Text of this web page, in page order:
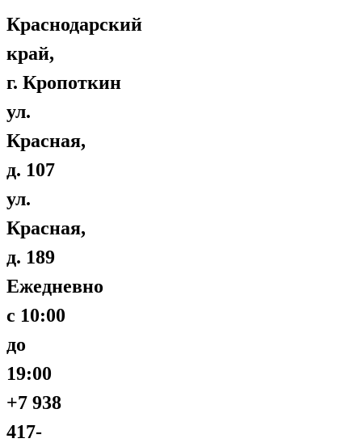
Краснодарский
край,
г. Кропоткин
ул.
Красная,
д. 107
ул.
Красная,
д. 189
Ежедневно
с 10:00
до
19:00
+7 938
417-